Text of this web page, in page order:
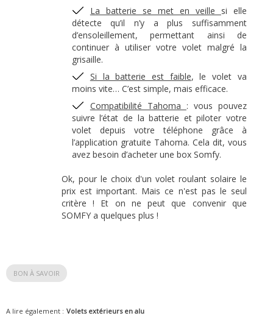
La batterie se met en veille si elle
détecte qu’il n’y a plus suffisamment
d’ensoleillement, permettant ainsi de
continuer à utiliser votre volet malgré la
grisaille.
Si la batterie est faible, le volet va
moins vite… C’est simple, mais efficace.
Compatibilité Tahoma : vous pouvez
suivre l’état de la batterie et piloter votre
volet depuis votre téléphone grâce à
l’application gratuite Tahoma. Cela dit, vous
avez besoin d’acheter une box Somfy.
Ok, pour le choix d'un volet roulant solaire le
prix est important. Mais ce n'est pas le seul
critère ! Et on ne peut que convenir que
SOMFY a quelques plus !
BON À SAVOIR
A lire également : Volets extérieurs en alu